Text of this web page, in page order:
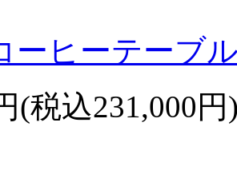
ーヒーテーブ
(税込231,000円